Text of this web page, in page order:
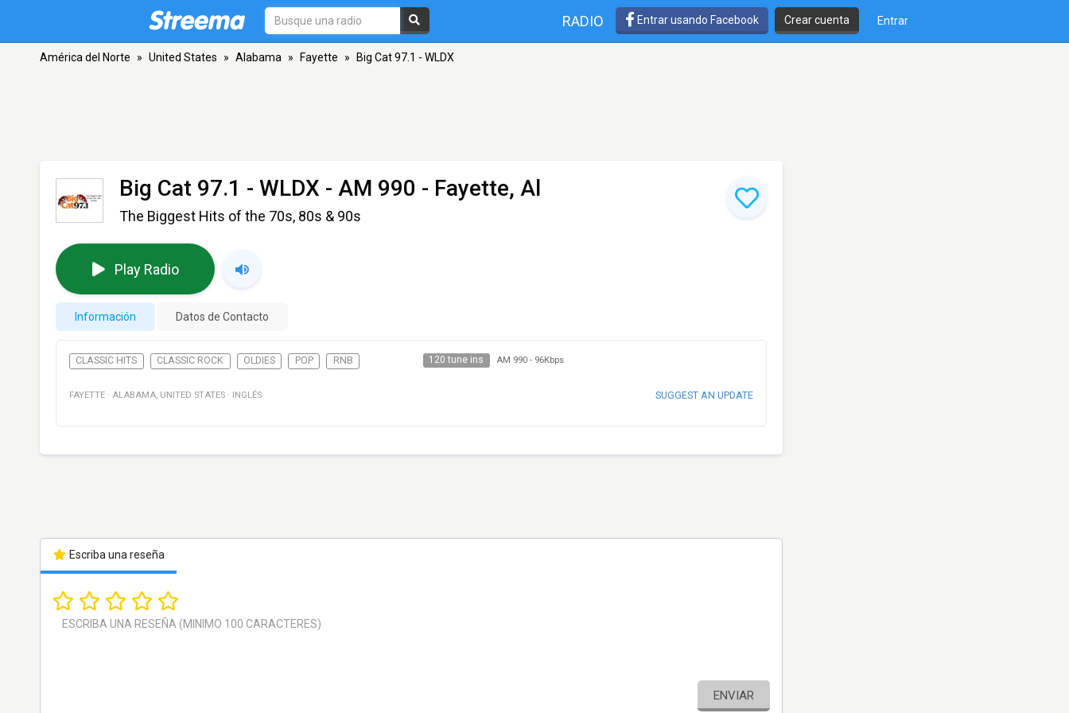
RADIO Entrar usando Facebook Crear cuenta Entrar
América del Norte » United States » Alabama » Fayette » Big Cat 97.1 - WLDX
Big Cat 97.1 - WLDX - AM 990 - Fayette, Al
The Biggest Hits of the 70s, 80s & 90s
Play Radio
Información Datos de Contacto
CLASSIC HITS CLASSIC ROCK OLDIES POP RNB 120 tune ins AM 990- 96Kbps
FAYETTE · ALABAMA, UNITED STATES · INGLÉS SUGGEST AN UPDATE
Escriba una reseña
ENVIAR